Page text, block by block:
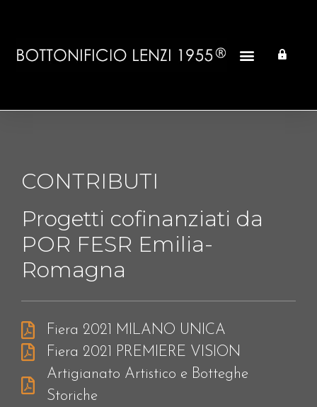
CONTRIBUTI
Progetti cofinanziati da
POR FESR Emilia-
Romagna
Fiera 2021 MILANO UNICA
Fiera 2021 PREMIERE VISION
Artigianato Artistico e Botteghe
Storiche